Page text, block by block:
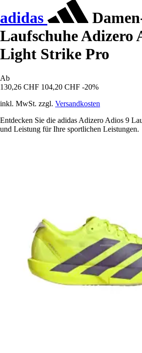
adidas
Laufschuhe Adizero
Light Strike Pro
Ab
130,26 CHF 104,20 CHF -20%
inkl. MwSt. zzgl. Versandkosten
Entdecken Sie die adidas Adizero Adios 9
und Leistung für Ihre sportlichen Leistungen.